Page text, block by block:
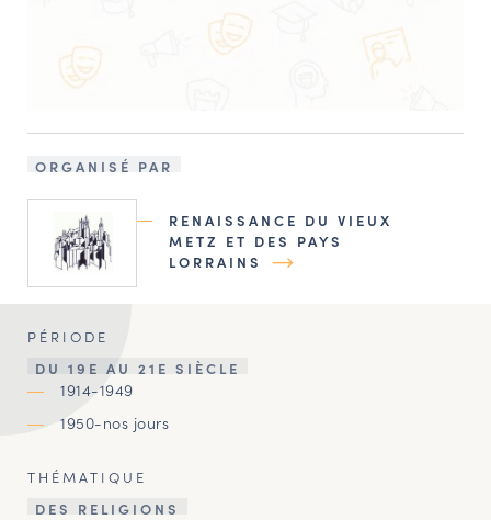
ORGANISÉ PAR
RENAISSANCE DU VIEUX
METZ ET DES PAYS
LORRAINS
PÉRIODE
DU 19E AU 21E SIÈCLE
1914-1949
1950-nos jours
THÉMATIQUE
DES RELIGIONS